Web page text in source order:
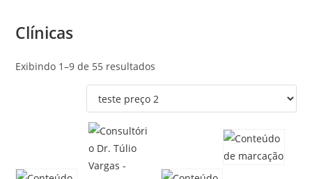
Clínicas
Exibindo 1–9 de 55 resultados